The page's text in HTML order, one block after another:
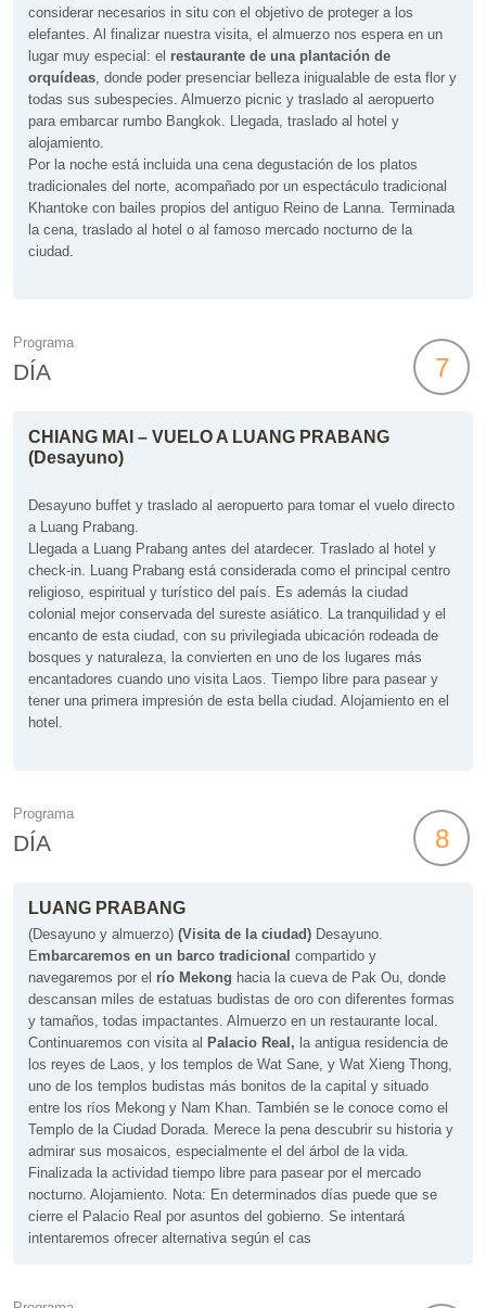
considerar necesarios in situ con el objetivo de proteger a los
elefantes. Al finalizar nuestra visita, el almuerzo nos espera en un
lugar muy especial: el restaurante de una plantación de
orquídeas, donde poder presenciar belleza inigualable de esta flor y
todas sus subespecies. Almuerzo picnic y traslado al aeropuerto
para embarcar rumbo Bangkok. Llegada, traslado al hotel y
alojamiento.
Por la noche está incluida una cena degustación de los platos
tradicionales del norte, acompañado por un espectáculo tradicional
Khantoke con bailes propios del antiguo Reino de Lanna. Terminada
la cena, traslado al hotel o al famoso mercado nocturno de la
ciudad.
Programa
DÍA 7
CHIANG MAI – VUELO A LUANG PRABANG
(Desayuno)
Desayuno buffet y traslado al aeropuerto para tomar el vuelo directo
a Luang Prabang.
Llegada a Luang Prabang antes del atardecer. Traslado al hotel y
check-in. Luang Prabang está considerada como el principal centro
religioso, espiritual y turístico del país. Es además la ciudad
colonial mejor conservada del sureste asiático. La tranquilidad y el
encanto de esta ciudad, con su privilegiada ubicación rodeada de
bosques y naturaleza, la convierten en uno de los lugares más
encantadores cuando uno visita Laos. Tiempo libre para pasear y
tener una primera impresión de esta bella ciudad. Alojamiento en el
hotel.
Programa
DÍA 8
LUANG PRABANG
(Desayuno y almuerzo) (Visita de la ciudad) Desayuno.
Embarcaremos en un barco tradicional compartido y
navegaremos por el río Mekong hacia la cueva de Pak Ou, donde
descansan miles de estatuas budistas de oro con diferentes formas
y tamaños, todas impactantes. Almuerzo en un restaurante local.
Continuaremos con visita al Palacio Real, la antigua residencia de
los reyes de Laos, y los templos de Wat Sane, y Wat Xieng Thong,
uno de los templos budistas más bonitos de la capital y situado
entre los ríos Mekong y Nam Khan. También se le conoce como el
Templo de la Ciudad Dorada. Merece la pena descubrir su historia y
admirar sus mosaicos, especialmente el del árbol de la vida.
Finalizada la actividad tiempo libre para pasear por el mercado
nocturno. Alojamiento. Nota: En determinados días puede que se
cierre el Palacio Real por asuntos del gobierno. Se intentará
intentaremos ofrecer alternativa según el cas